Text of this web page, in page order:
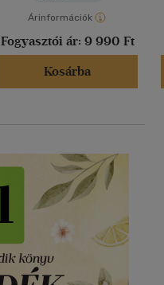
Árinformációk
Fogyasztói ár: 9 990 Ft
Kosárba